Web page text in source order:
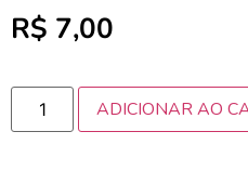
R$ 7,00
ADICIONAR AO